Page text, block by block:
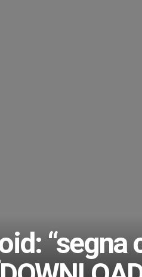
“segna